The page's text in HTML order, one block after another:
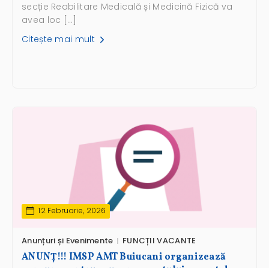
secție Reabilitare Medicală și Medicină Fizică va
avea loc […]
Citește mai mult
12 Februarie, 2026
Anunțuri și Evenimente FUNCȚII VACANTE
ANUNŢ!!! IMSP AMT Buiucani organizează